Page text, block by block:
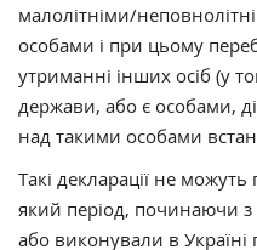
малолітніми/
особами і при цьому
утриманні інших осіб (у
держави, або є особами,
над такими особами
Такі декларації не
який період, починаючи
або виконували в Україні